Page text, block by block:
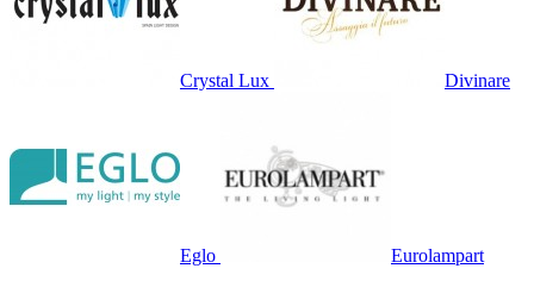
Crystal Lux Divinare
Eglo Eurolampart